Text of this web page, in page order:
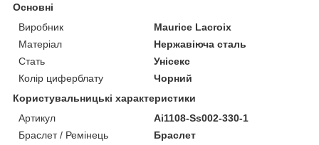
Основні
Виробник
Maurice Lacroix
Матеріал
Нержавіюча сталь
Стать
Унісекс
Колір циферблату
Чорний
Користувальницькі характеристики
Артикул
Ai1108-Ss002-330-1
Браслет / Ремінець
Браслет